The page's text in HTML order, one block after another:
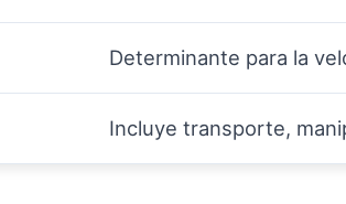
Determinante para la
Incluye transporte,